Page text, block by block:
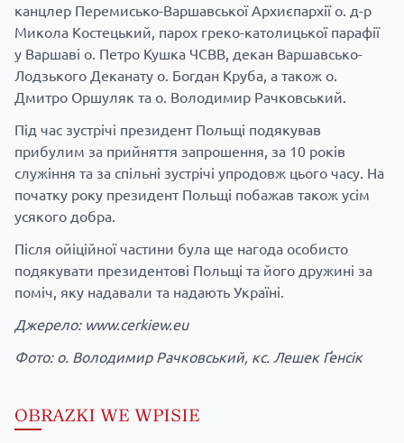
канцлер Перемисько-Варшавської Архиєпархії о. д-р
Микола Костецький, парох греко-католицької парафії
у Варшаві о. Петро Кушка ЧСВВ, декан Варшавсько-
Лодзького Деканату о. Богдан Круба, а також о.
Дмитро Оршуляк та о. Володимир Рачковський.
Під час зустрічі президент Польщі подякував
прибулим за прийняття запрошення, за 10 років
служіння та за спільні зустрічі упродовж цього часу. На
початку року президент Польщі побажав також усім
усякого добра.
Після ойіційної частини була ще нагода особисто
подякувати президентові Польщі та його дружині за
поміч, яку надавали та надають Україні.
Джерело: www.cerkiew.eu
Фото: о. Володимир Рачковський, кс. Лешек Ґенсік
OBRAZKI WE WPISIE